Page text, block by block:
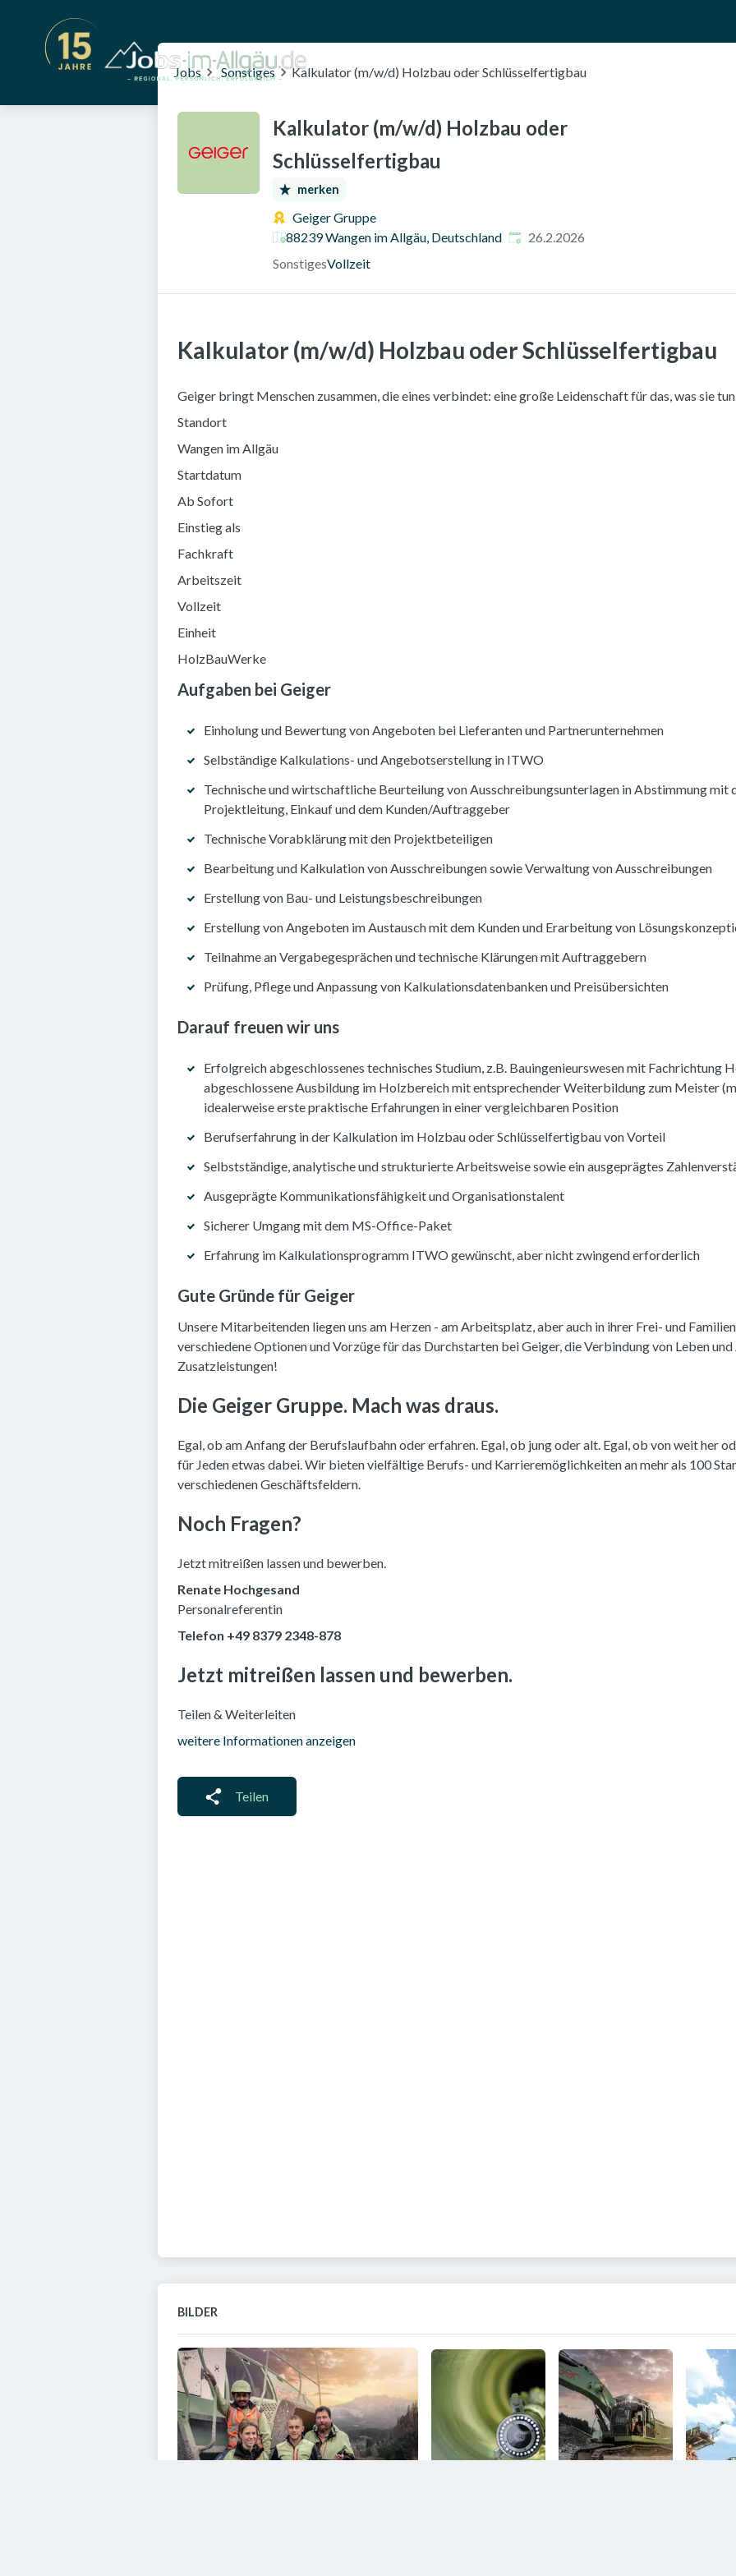
Jobs Sonstiges Kalkulator (m/w/d) Holzbau oder Schlüsselfertigbau
Kalkulator (m/w/d) Holzbau oder
Schlüsselfertigbau
merken
Geiger Gruppe
88239 Wangen im Allgäu, Deutschland Veröffentlicht am
26.2.2026
SonstigesVollzeit
Kalkulator (m/w/d) Holzbau oder Schlüsselfertigbau
Geiger bringt Menschen zusammen, die eines verbindet: eine große Leidenschaft für das, was sie
Standort
Wangen im Allgäu
Startdatum
Ab Sofort
Einstieg als
Fachkraft
Arbeitszeit
Vollzeit
Einheit
HolzBauWerke
Aufgaben bei Geiger
Einholung und Bewertung von Angeboten bei Lieferanten und Partnerunternehmen
Selbständige Kalkulations- und Angebotserstellung in ITWO
Technische und wirtschaftliche Beurteilung von Ausschreibungsunterlagen in Abstimmung
Projektleitung, Einkauf und dem Kunden/Auftraggeber
Technische Vorabklärung mit den Projektbeteiligen
Bearbeitung und Kalkulation von Ausschreibungen sowie Verwaltung von Ausschreibungen
Erstellung von Bau- und Leistungsbeschreibungen
Erstellung von Angeboten im Austausch mit dem Kunden und Erarbeitung von
Teilnahme an Vergabegesprächen und technische Klärungen mit Auftraggebern
Prüfung, Pflege und Anpassung von Kalkulationsdatenbanken und Preisübersichten
Darauf freuen wir uns
Erfolgreich abgeschlossenes technisches Studium, z.B. Bauingenieurswesen mit Fachrichtung
abgeschlossene Ausbildung im Holzbereich mit entsprechender Weiterbildung zum Meister
idealerweise erste praktische Erfahrungen in einer vergleichbaren Position
Berufserfahrung in der Kalkulation im Holzbau oder Schlüsselfertigbau von Vorteil
Selbstständige, analytische und strukturierte Arbeitsweise sowie ein ausgeprägtes
Ausgeprägte Kommunikationsfähigkeit und Organisationstalent
Sicherer Umgang mit dem MS-Office-Paket
Erfahrung im Kalkulationsprogramm ITWO gewünscht, aber nicht zwingend erforderlich
Gute Gründe für Geiger
Unsere Mitarbeitenden liegen uns am Herzen - am Arbeitsplatz, aber auch in ihrer Frei- und
verschiedene Optionen und Vorzüge für das Durchstarten bei Geiger, die Verbindung von Leben
Zusatzleistungen!
Die Geiger Gruppe. Mach was draus.
Egal, ob am Anfang der Berufslaufbahn oder erfahren. Egal, ob jung oder alt. Egal, ob von weit her
für Jeden etwas dabei. Wir bieten vielfältige Berufs- und Karrieremöglichkeiten an mehr als 100
verschiedenen Geschäftsfeldern.
Noch Fragen?
Jetzt mitreißen lassen und bewerben.
Renate Hochgesand
Personalreferentin
Telefon +49 8379 2348-878
Jetzt mitreißen lassen und bewerben.
Teilen & Weiterleiten
weitere Informationen anzeigen
Teilen
BILDER